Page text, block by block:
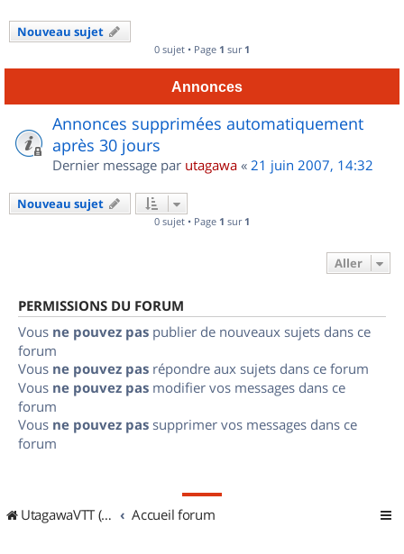
Nouveau sujet
0 sujet • Page 1 sur 1
Annonces
Annonces supprimées automatiquement
après 30 jours
Dernier message par utagawa « 21 juin 2007, 14:32
Nouveau sujet
0 sujet • Page 1 sur 1
Aller
PERMISSIONS DU FORUM
Vous ne pouvez pas publier de nouveaux sujets dans ce
forum
Vous ne pouvez pas répondre aux sujets dans ce forum
Vous ne pouvez pas modifier vos messages dans ce
forum
Vous ne pouvez pas supprimer vos messages dans ce
forum
UtagawaVTT (Randos VTT et VTTAE avec traces GPS) Accueil forum